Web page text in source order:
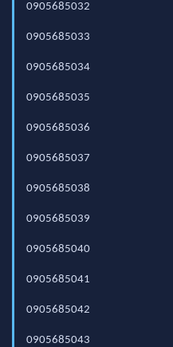
0905685032
0905685033
0905685034
0905685035
0905685036
0905685037
0905685038
0905685039
0905685040
0905685041
0905685042
0905685043